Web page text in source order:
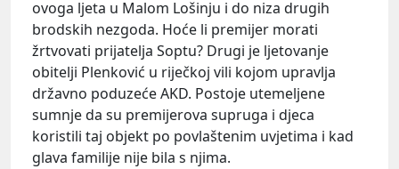
ovoga ljeta u Malom Lošinju i do niza drugih
brodskih nezgoda. Hoće li premijer morati
žrtvovati prijatelja Soptu? Drugi je ljetovanje
obitelji Plenković u riječkoj vili kojom upravlja
državno poduzeće AKD. Postoje utemeljene
sumnje da su premijerova supruga i djeca
koristili taj objekt po povlaštenim uvjetima i kad
glava familije nije bila s njima.